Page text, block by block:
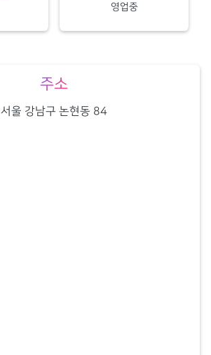
영업중
주소
서울 강남구 논현동 84